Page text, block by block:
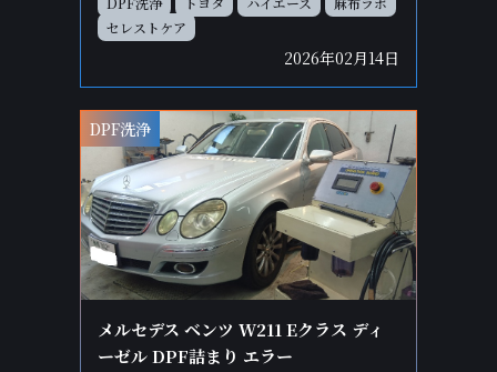
セレストケア
2026年02月14日
DPF洗浄
メルセデス ベンツ W211 Eクラス ディ
ーゼル DPF詰まり エラー